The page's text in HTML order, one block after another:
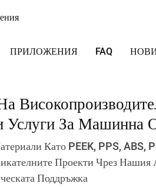
ПРИЛОЖЕНИЯ FAQ
Услуги За Машинна
Като PEEK, PPS, ABS,
Проекти Чрез Нашия
Поддръжка